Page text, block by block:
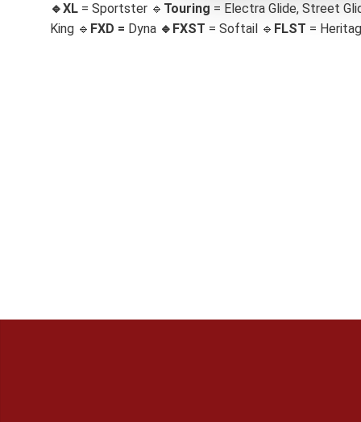
c
t
🔹XL = Sportster 🔹 Touring = Electra Glide, Street
King 🔹 FXD = Dyna 🔹 FXST = Softail 🔹 FLST =